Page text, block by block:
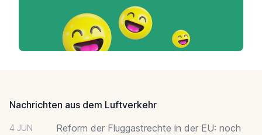
Nachrichten aus dem Luftverkehr
4 JUN
Reform der Fluggastrechte in der EU: noch